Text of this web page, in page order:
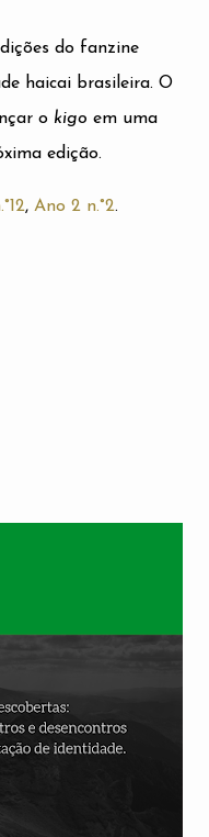
do fanzine
haicai brasileira. O
o kigo em uma
edição.
, Ano 2 n.°2.